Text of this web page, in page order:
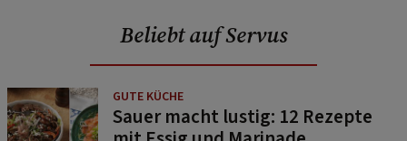
Beliebt auf Servus
GUTE KÜCHE
Sauer macht lustig: 12 Rezepte